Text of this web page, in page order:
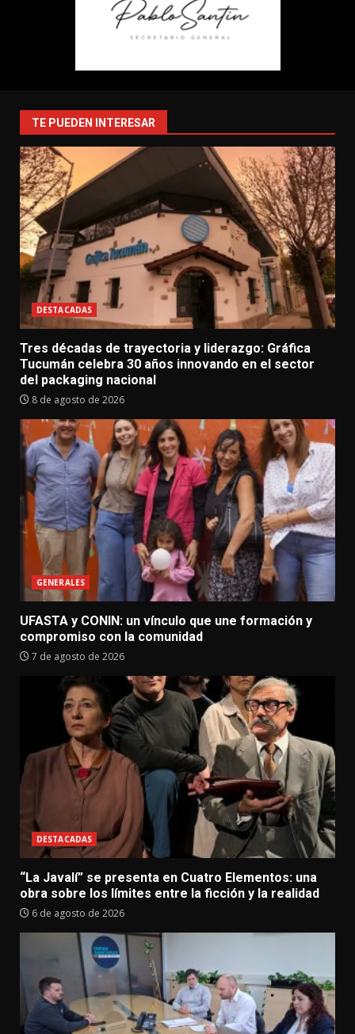
TE PUEDEN INTERESAR
DESTACADAS
Tres décadas de trayectoria y liderazgo: Gráfica
Tucumán celebra 30 años innovando en el sector
del packaging nacional
8 de agosto de 2026
GENERALES
UFASTA y CONIN: un vínculo que une formación y
compromiso con la comunidad
7 de agosto de 2026
DESTACADAS
“La Javalí” se presenta en Cuatro Elementos: una
obra sobre los límites entre la ficción y la realidad
6 de agosto de 2026